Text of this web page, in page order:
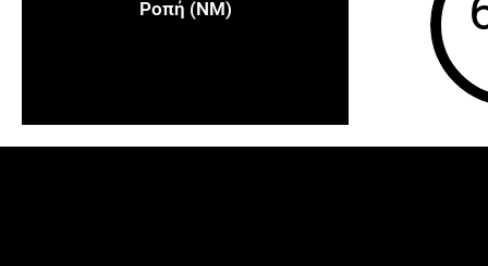
Ροπή (NM)